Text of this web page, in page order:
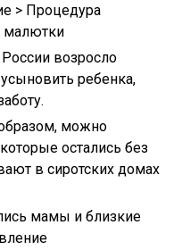
> Процедура
малютки
возросло
ребенка,
можно
остались без
в сиротских домах
мамы и близкие